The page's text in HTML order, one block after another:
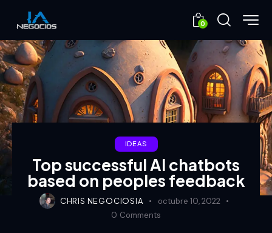
0
IDEAS
Top successful AI chatbots
based on peoples feedback
CHRIS NEGOCIOSIA
octubre 10, 2022
0 Comments